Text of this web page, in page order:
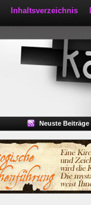
Inhaltsverzeichnis
Neuste Beiträge